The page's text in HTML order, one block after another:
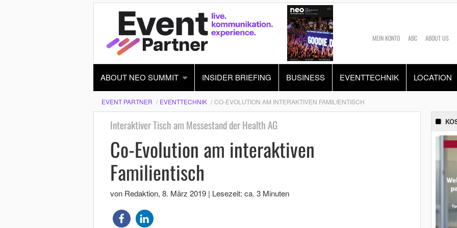
MEIN KONTO ABC ABOUT US
ABOUT NEO SUMMIT INSIDER BRIEFING BUSINESS EVENTTECHNIK LOCATION
EVENT PARTNER EVENTTECHNIK CO-EVOLUTION AM INTERAKTIVEN FAMILIENTISCH
Interaktiver Tisch am Messestand der Health AG
Co-Evolution am interaktiven
Familientisch
von Redaktion, 8. März 2019 | Lesezeit: ca. 3 Minuten